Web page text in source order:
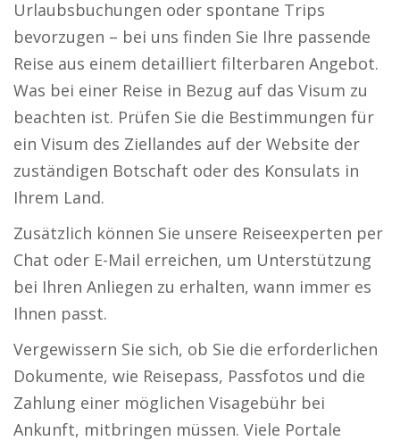
Urlaubsbuchungen oder spontane Trips
bevorzugen – bei uns finden Sie Ihre passende
Reise aus einem detailliert filterbaren Angebot.
Was bei einer Reise in Bezug auf das Visum zu
beachten ist. Prüfen Sie die Bestimmungen für
ein Visum des Ziellandes auf der Website der
zuständigen Botschaft oder des Konsulats in
Ihrem Land.
Zusätzlich können Sie unsere Reiseexperten per
Chat oder E-Mail erreichen, um Unterstützung
bei Ihren Anliegen zu erhalten, wann immer es
Ihnen passt.
Vergewissern Sie sich, ob Sie die erforderlichen
Dokumente, wie Reisepass, Passfotos und die
Zahlung einer möglichen Visagebühr bei
Ankunft, mitbringen müssen. Viele Portale